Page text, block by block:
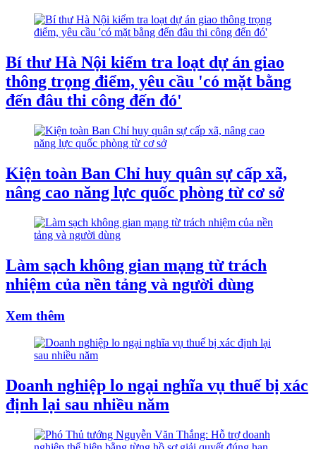
Bí thư Hà Nội kiểm tra loạt dự án giao
thông trọng điểm, yêu cầu 'có mặt bằng
đến đâu thi công đến đó'
Kiện toàn Ban Chỉ huy quân sự cấp xã,
nâng cao năng lực quốc phòng từ cơ sở
Làm sạch không gian mạng từ trách
nhiệm của nền tảng và người dùng
Xem thêm
Doanh nghiệp lo ngại nghĩa vụ thuế bị xác
định lại sau nhiều năm